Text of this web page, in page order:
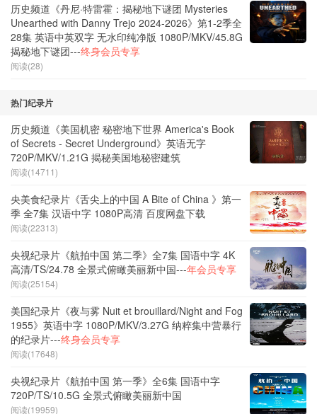
历史频道《丹尼·特雷霍：揭秘地下谜团 Mysteries
Unearthed with Danny Trejo 2024-2026》第1-2季全
28集 英语中英双字 无水印纯净版 1080P/MKV/45.8G
揭秘地下谜团---终身会员专享
阅读(28)
热门纪录片
历史频道《美国机密 秘密地下世界 America's Book
of Secrets - Secret Underground》英语无字
720P/MKV/1.21G 揭秘美国地秘密建筑
阅读(14711)
央美食纪录片《舌尖上的中国 A Bite of China 》第一
季 全7集 汉语中字 1080P高清 百度网盘下载
阅读(22313)
央视纪录片《航拍中国 第二季》全7集 国语中字 4K
高清/TS/24.78 全景式俯瞰美丽新中国---年会员专享
阅读(25154)
美国纪录片《夜与雾 Nuit et brouillard/Night and Fog
1955》英语中字 1080P/MKV/3.27G 纳粹集中营暴行
的纪录片---终身会员专享
阅读(17648)
央视纪录片《航拍中国 第一季》全6集 国语中字
720P/TS/10.5G 全景式俯瞰美丽新中国
阅读(19959)